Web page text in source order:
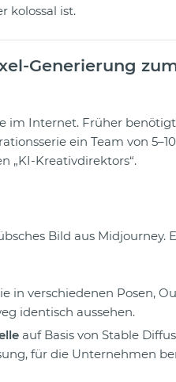
kolossal ist.
Generierung
im Internet. Früher
ein Team von
„KI-Kreativdirektors“.
Bild aus Midjourney.
in verschiedenen Posen,
identisch aussehen.
auf Basis von Stable
für die Unternehmen
Kreativen von